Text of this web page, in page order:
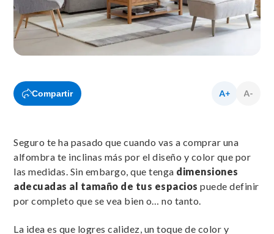
Compartir
Seguro te ha pasado que cuando vas a comprar una
alfombra te inclinas más por el diseño y color que por
las medidas. Sin embargo, que tenga dimensiones
adecuadas al tamaño de tus espacios puede definir
por completo que se vea bien o… no tanto.
La idea es que logres calidez, un toque de color y